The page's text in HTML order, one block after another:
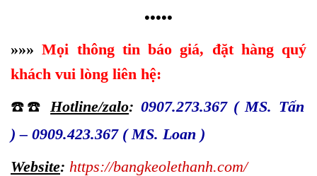
•••••
»»» Mọi thông tin báo giá, đặt hàng quý
khách vui lòng liên hệ:
☎️☎️ Hotline/zalo: 0907.273.367 ( MS. Tấn
)– 0909.423.367 ( MS. Loan )
Website: https://bangkeolethanh.com/